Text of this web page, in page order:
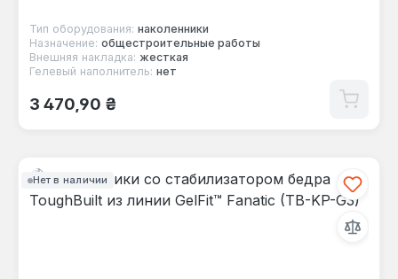
Тип оборудования: наколенники
Назначение: общестроительные работы
Внешняя накладка: жесткая
Гелевый наполнитель: нет
Обычная цена:
3 470,90 ₴
Нет в наличии